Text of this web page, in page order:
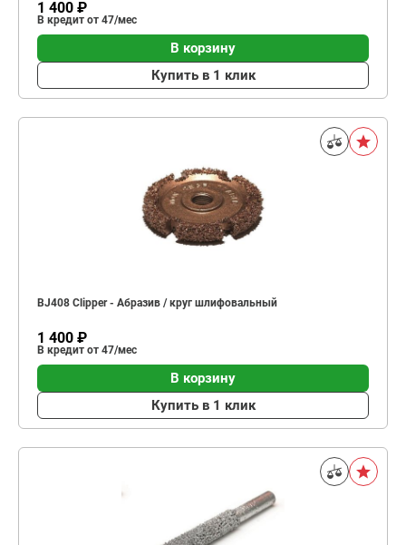
1 400 ₽
В кредит от 47/мес
В корзину
Купить в 1 клик
BJ408 Clipper - Абразив / круг шлифовальный
1 400 ₽
В кредит от 47/мес
В корзину
Купить в 1 клик